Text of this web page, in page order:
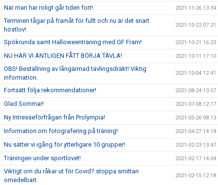
När man har roligt går tiden fort! 2021-11-26 13:34
Terminen tågar på framåt för fullt och nu är det snart
höstlov!
2021-10-22 07:21
Spökrunda samt Halloweenträning med GF Fram! 2021-10-21 16:23
NU HAR VI ÄNTLIGEN FÅTT BÖRJA TÄVLA! 2021-10-11 17:10
OBS! Beställning av långärmad tävlingsdräkt! Viktig
information.
2021-10-04 12:41
Fortsätt följa rekommendationer! 2021-08-24 13:57
Glad Sommar! 2021-07-08 12:17
Ny Intresseförfrågan från Prolympia! 2021-05-20 08:13
Information om fotografering på träning! 2021-04-27 14:18
Nu sätter vi igång för ytterligare 10 grupper! 2021-02-23 13:47
Träningen under sportlovet! 2021-02-17 14:04
Viktigt om du råkar ut för Covid? stoppa smittan
omedelbart.
2021-02-15 12:18